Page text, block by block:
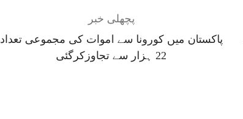
پچھلی خبر
پاکستان میں کورونا سے اموات کی مجموعی تعداد
22 ہزار سے تجاوزکرگئی